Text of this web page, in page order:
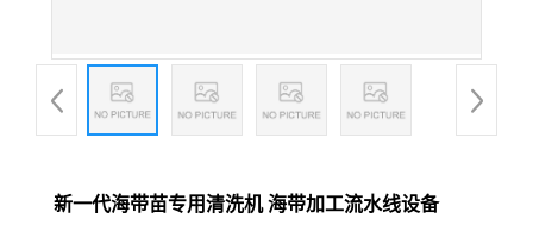
新一代海带苗专用清洗机 海带加工流水线设备